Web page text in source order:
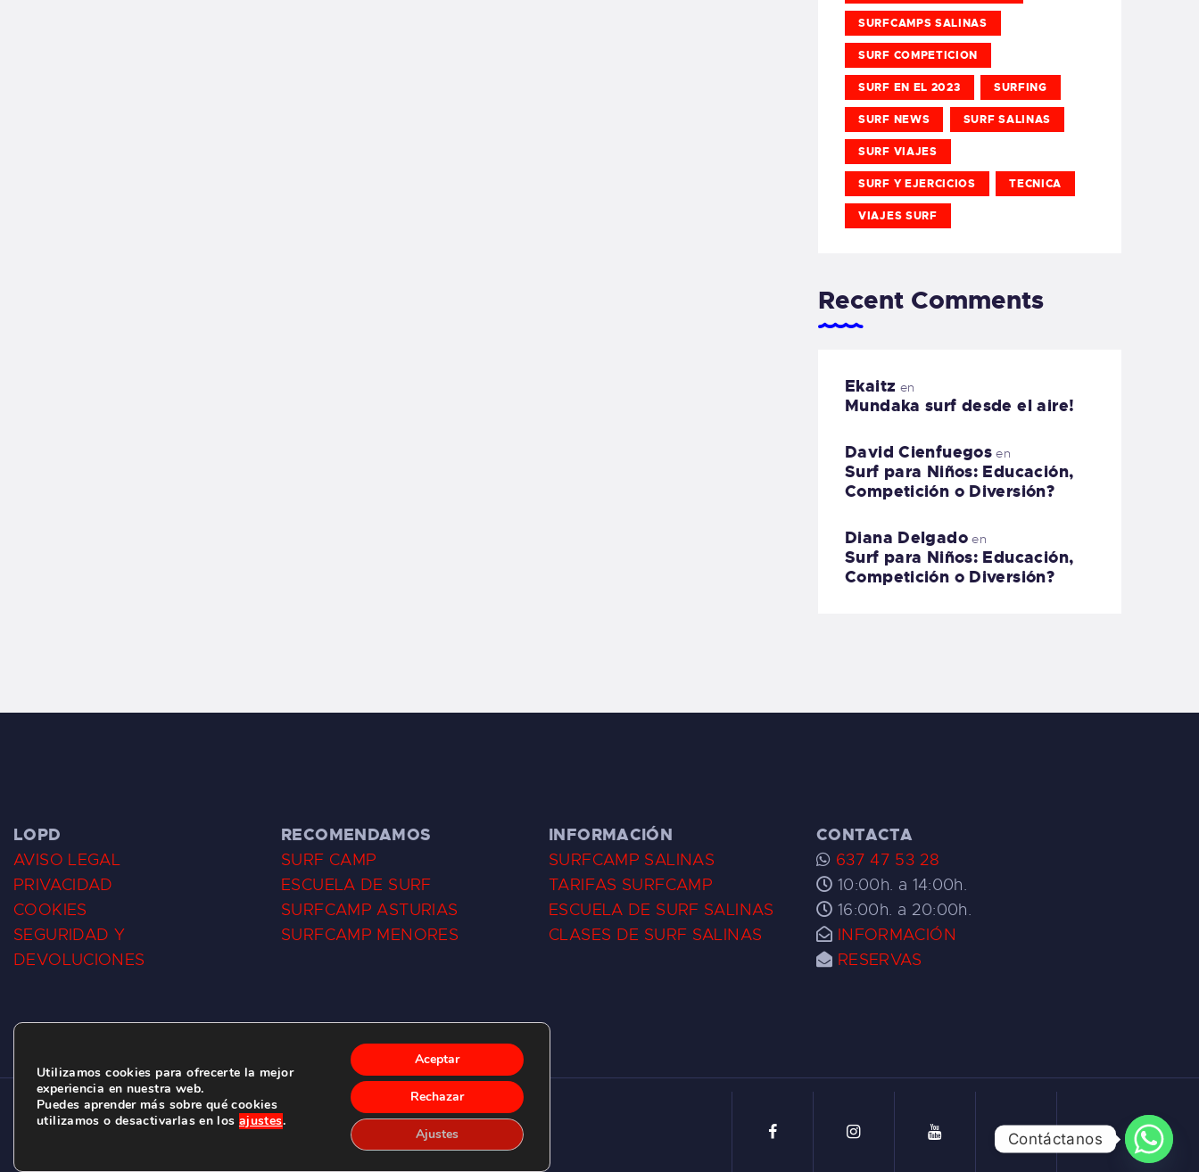
SURFCAMPS SALINAS
SURF COMPETICION
SURF EN EL 2023 SURFING
SURF NEWS SURF SALINAS
SURF VIAJES
SURF Y EJERCICIOS TECNICA
VIAJES SURF
Recent Comments
Ekaitz en
Mundaka surf desde el aire!
David Cienfuegos en
Surf para Niños: Educación,
Competición o Diversión?
Diana Delgadoen
Surf para Niños: Educación,
Competición o Diversión?
LOPD
AVISO LEGAL
PRIVACIDAD
COOKIES
SEGURIDAD Y
DEVOLUCIONES
RECOMENDAMOS
SURF CAMP
ESCUELA DE SURF
SURFCAMP ASTURIAS
SURFCAMP MENORES
INFORMACIÓN
SURFCAMP SALINAS
TARIFAS SURFCAMP
ESCUELA DE SURF SALINAS
CLASES DE SURF SALINAS
CONTACTA
637 47 53 28
10:00h. a 14:00h.
16:00h. a 20:00h.
INFORMACIÓN
RESERVAS
CLUB DE SURF LAS DUNAS ©2026.
C/ BERNARDO ÁLVAREZ GALAN 1, SALINAS (ASTURIAS)
Utilizamos cookies para ofrecerte la mejor
experiencia en nuestra web.
Puedes aprender más sobre qué cookies
utilizamos o desactivarlas en los ajustes.
Aceptar
Rechazar
Ajustes Contáctanos